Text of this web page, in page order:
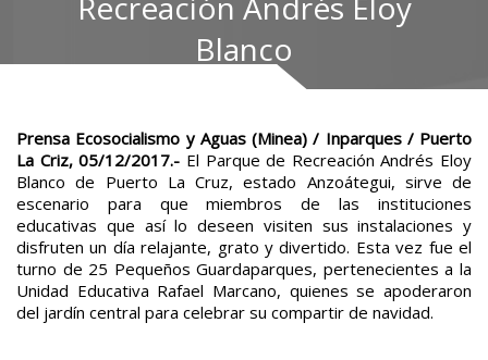
Blanco
Prensa Ecosocialismo y Aguas (Minea) / Inparques / Puerto
La Criz, 05/12/2017.- El Parque de Recreación Andrés Eloy
Blanco de Puerto La Cruz, estado Anzoátegui, sirve de
escenario para que miembros de las instituciones
educativas que así lo deseen visiten sus instalaciones y
disfruten un día relajante, grato y divertido. Esta vez fue el
turno de 25 Pequeños Guardaparques, pertenecientes a la
Unidad Educativa Rafael Marcano, quienes se apoderaron
del jardín central para celebrar su compartir de navidad.